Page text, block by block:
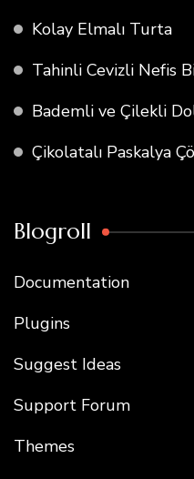
Kolay Elmalı Turta
Tahinli Cevizli Nefis
Bademli ve Çilekli
Çikolatalı Paskalya
Blogroll
Documentation
Plugins
Suggest Ideas
Support Forum
Themes